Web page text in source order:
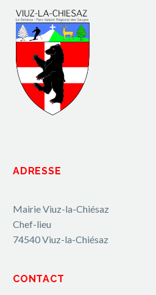
ADRESSE
Mairie Viuz-la-Chiésaz
Chef-lieu
74540 Viuz-la-Chiésaz
CONTACT